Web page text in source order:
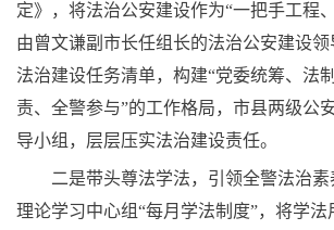
定》，将法治公安建设作为“一把手工程
由曾文谦副市长任组长的法治公安建设
法治建设任务清单，构建“党委统筹、法
责、全警参与”的工作格局，市县两级公
导小组，层层压实法治建设责任。
二是带头尊法学法，引领全警法治素
理论学习中心组“每月学法制度”，将学